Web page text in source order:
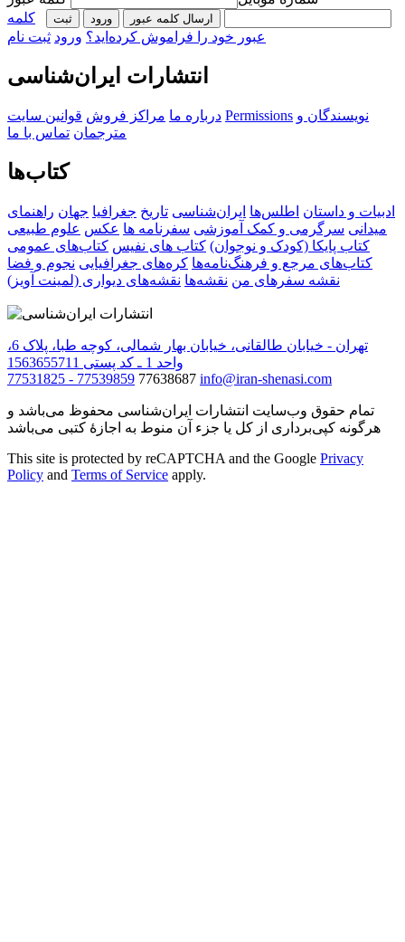
ارسال کلمه عبور ورود ثبت‌
کلمه
عبور خود را فراموش کرده‌اید؟ ورود ثبت نام
انتشارات ایران‌شناسی
درباره ما مراکز فروش قوانین سایت Permissions نویسندگان و
مترجمان تماس با ما
کتاب‌ها
ادبیات و داستان اطلس‌ها ایران‌شناسی تاریخ جغرافیا جهان راهنمای
میدانی سرگرمی و کمک آموزشی سفرنامه‌ ها عکس علوم طبیعی
کتاب‌ پایکا (کودک و نوجوان) کتاب های نفیس کتاب‌های عمومی
کتاب‌های مرجع و فرهنگ‌نامه‌ها کره‌های جغرافیایی نجوم و فضا
نقشه سفرهای من نقشه‌ها نقشه‌های دیواری (لمینت آویز)
تهران - خیابان طالقانی، خیابان بهار شمالی، کوچه طبا، پلاک 6،
واحد 1 ـ کد پستی 1563655711
77531825 - 77539859 77638687 info@iran-shenasi.com
تمام حقوق وب‌سایت انتشارات ایران‌شناسی محفوظ می‌باشد و
هرگونه کپی‌برداری از کل یا جزء آن منوط به اجازهٔ کتبی می‌باشد
This site is protected by reCAPTCHA and the Google Privacy
Policy and Terms of Service apply.